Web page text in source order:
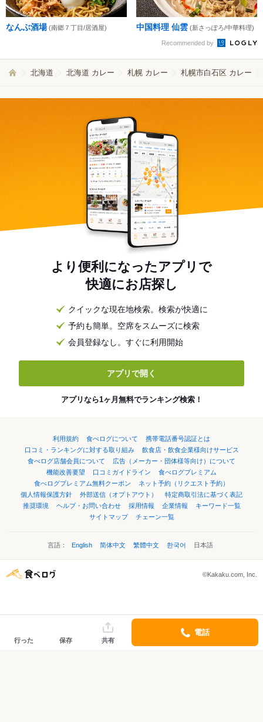
なんぶ酒場 (南郷７丁目/居酒屋) 中国料理 仙雲 (新さっぽろ/中華料理)
Recommended by
北海道 北海道 カレー 札幌 カレー 札幌市白石区 カレー
より便利になったアプリで
快適にお店探し
クイックな現在地検索。検索が快適に
予約も簡単。空席をスムーズに検索
会員登録なし。すぐに利用開始
アプリで開く
アプリなら1ヶ月無料でランキング検索！
利用規約 食べログについて
携帯電話番号認証とは
口コミ・ランキングに対する取り組み
飲食店・飲食企業様向けサービス
食べログ店舗会員について
広告（メーカー・団体様等向け）について
機能改善要望
口コミガイドライン
食べログプレミアム
食べログプレミアム無料クーポン
ネット予約（リクエスト予約）
個人情報保護方針
外部送信（オプトアウト）
特定商取引法に基づく表記
推奨環境
ヘルプ・お問い合わせ 採用情報 企業情報
キーワード一覧
サイトマップ
チェーン一覧
言語： English 简体中文 繁體中文 한국어 日本語
©Kakaku.com, Inc.
行った 保存 共有
電話